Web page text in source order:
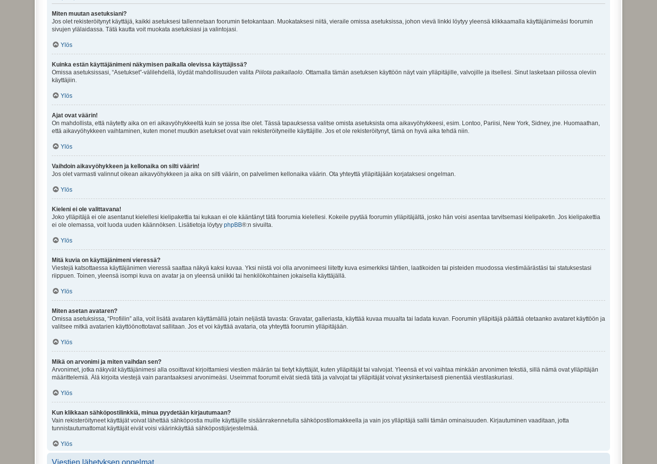
Miten muutan asetuksiani?
Jos olet rekisteröitynyt käyttäjä, kaikki asetuksesi tallennetaan foorumin tietokantaan. Muokataksesi niitä, vieraile omissa asetuksissa, johon vievä linkki löytyy yleensä klikkaamalla käyttäjänimeäsi foorumin
sivujen ylälaidassa. Tätä kautta voit muokata asetuksiasi ja valintojasi.
Ylös
Kuinka estän käyttäjänimeni näkymisen paikalla olevissa käyttäjissä?
Omissa asetuksissasi, “Asetukset”-välilehdellä, löydät mahdollisuuden valita Piilota paikallaolo . Ottamalla tämän asetuksen käyttöön näyt vain ylläpitäjille, valvojille ja itsellesi. Sinut lasketaan piilossa oleviin
käyttäjiin.
Ylös
Ajat ovat väärin!
On mahdollista, että näytetty aika on eri aikavyöhykkeeltä kuin se jossa itse olet. Tässä tapauksessa valitse omista asetuksista oma aikavyöhykkeesi, esim. Lontoo, Pariisi, New York, Sidney, jne. Huomaathan,
että aikavyöhykkeen vaihtaminen, kuten monet muutkin asetukset ovat vain rekisteröityneille käyttäjille. Jos et ole rekisteröitynyt, tämä on hyvä aika tehdä niin.
Ylös
Vaihdoin aikavyöhykkeen ja kellonaika on silti väärin!
Jos olet varmasti valinnut oikean aikavyöhykkeen ja aika on silti väärin, on palvelimen kellonaika väärin. Ota yhteyttä ylläpitäjään korjataksesi ongelman.
Ylös
Kieleni ei ole valittavana!
Joko ylläpitäjä ei ole asentanut kielellesi kielipakettia tai kukaan ei ole kääntänyt tätä foorumia kielellesi. Kokeile pyytää foorumin ylläpitäjältä, josko hän voisi asentaa tarvitsemasi kielipaketin. Jos kielipakettia
ei ole olemassa, voit luoda uuden käännöksen. Lisätietoja löytyy phpBB®:n sivuilta.
Ylös
Mitä kuvia on käyttäjänimeni vieressä?
Viestejä katsottaessa käyttäjänimen vieressä saattaa näkyä kaksi kuvaa. Yksi niistä voi olla arvonimeesi liitetty kuva esimerkiksi tähtien, laatikoiden tai pisteiden muodossa viestimäärästäsi tai statuksestasi
riippuen. Toinen, yleensä isompi kuva on avatar ja on yleensä uniikki tai henkilökohtainen jokaisella käyttäjällä.
Ylös
Miten asetan avataren?
Omissa asetuksissa, “Profiilin” alla, voit lisätä avataren käyttämällä jotain neljästä tavasta: Gravatar, galleriasta, käyttää kuvaa muualta tai ladata kuvan. Foorumin ylläpitäjä päättää otetaanko avataret käyttöön ja
valitsee mitkä avatarien käyttöönottotavat sallitaan. Jos et voi käyttää avataria, ota yhteyttä foorumin ylläpitäjään.
Ylös
Mikä on arvonimi ja miten vaihdan sen?
Arvonimet, jotka näkyvät käyttäjänimesi alla osoittavat kirjoittamiesi viestien määrän tai tietyt käyttäjät, kuten ylläpitäjät tai valvojat. Yleensä et voi vaihtaa minkään arvonimen tekstiä, sillä nämä ovat ylläpitäjän
määrittelemiä. Älä kirjoita viestejä vain parantaaksesi arvonimeäsi. Useimmat foorumit eivät siedä tätä ja valvojat tai ylläpitäjät voivat yksinkertaisesti pienentää viestilaskuriasi.
Ylös
Kun klikkaan sähköpostilinkkiä, minua pyydetään kirjautumaan?
Vain rekisteröityneet käyttäjät voivat lähettää sähköpostia muille käyttäjille sisäänrakennetulla sähköpostilomakkeella ja vain jos ylläpitäjä sallii tämän ominaisuuden. Kirjautuminen vaaditaan, jotta
tunnistautumattomat käyttäjät eivät voisi väärinkäyttää sähköpostijärjestelmää.
Ylös
Viestien lähetyksen ongelmat